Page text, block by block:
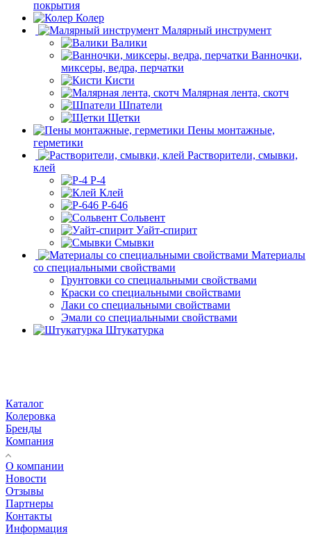
покрытия
Колер
Малярный инструмент
Валики
Ванночки,
миксеры, ведра, перчатки
Кисти
Малярная лента, скотч
Шпатели
Щетки
Пены монтажные,
герметики
Растворители, смывки,
клей
Р-4
Клей
Р-646
Сольвент
Уайт-спирит
Смывки
Материалы
со специальными свойствами
Грунтовки со специальными свойствами
Краски со специальными свойствами
Лаки со специальными свойствами
Эмали со специальными свойствами
Штукатурка
Каталог
Колеровка
Бренды
Компания
О компании
Новости
Отзывы
Партнеры
Контакты
Информация